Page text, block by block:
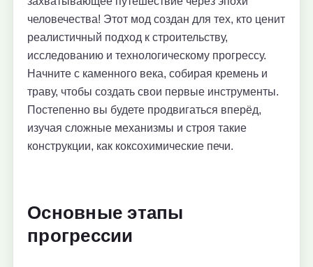
человечества! Этот мод создан для тех, кто ценит
реалистичный подход к строительству,
исследованию и технологическому прогрессу.
Начните с каменного века, собирая кремень и
траву, чтобы создать свои первые инструменты.
Постепенно вы будете продвигаться вперёд,
изучая сложные механизмы и строя такие
конструкции, как коксохимические печи.
Основные этапы
прогрессии